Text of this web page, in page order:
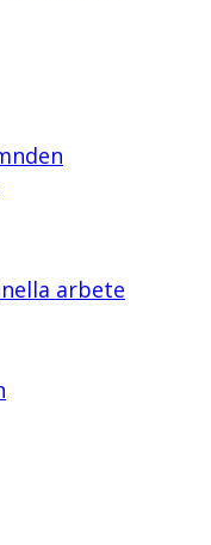
arbete